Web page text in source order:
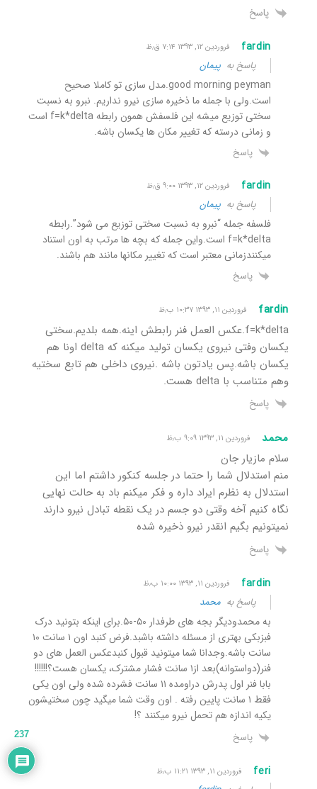
پاسخ
fardin فروردین ۱۲, ۱۳۹۳ ۷:۱۴ ق٫ظ
پاسخ به پیمان
good morning peyman.مدل سازی تو کاملا صحیح
است.ولی با جمله ما ذخیره سازی نیرو نداریم. نبرو به نسبت
سختی توزیع میشه این فلسفش همون رابطه f=k*delta است
و زمانی درسته که تغییر مکان ها یکسان باشه.
پاسخ
fardin فروردین ۱۲, ۱۳۹۳ ۹:۰۰ ق٫ظ
پاسخ به پیمان
فلسفه جمله “نبرو به نسبت سختی توزیع می شود”.رابطه
f=k*delta است.واین جمله که بچه ها مرتب به اون استناد
میکنندزمانی معتبر است که تغییر مکانها مانند هم باشند.
پاسخ
fardin فروردین ۱۱, ۱۳۹۳ ۱۰:۳۷ ب٫ظ
f=k*delta.عکس العمل فنر رابطش اینه.همه بلدیم.سختی
یکسان وفتی نیروی یکسان تولید میکنه که delta اونا هم
یکسان باشه.پس یادتون باشه .نیروی داخلی هم تابع سختیه
وهم متناسب با delta هست.
پاسخ
محمد فروردین ۱۱, ۱۳۹۳ ۹:۰۹ ب٫ظ
سلام مازیار جان
منم استدلال شما را حتما در جلسه کنکور داشتم اما این
استدلال به نظرم ایراد داره و فکر میکنم باد به حالت نهایی
نگاه کنیم آخه وقتی دو جسم در یک نقطه تبادل نیرو دارند
نمیتونیم بگیم انقدر نیرو ذخیره شده
پاسخ
fardin فروردین ۱۱, ۱۳۹۳ ۱۰:۰۰ ب٫ظ
پاسخ به محمد
به محمدودیگر بجه های طرفدار ۵۰-۵۰.برای اینکه بتونید درک
فبزبکی بهتری از مسئله داشته باشبد.فرض کنبد اون ۱ سانت ۱۰
سانت باشه.وجدانا شما میتونید قبول کنبدعکس العمل های دو
فنر(دواستوانه)بعد از۱ سانت فشار مشترک، یکسان هست؟!!!!!!
بابا فنر اول پدرش دراومده ۱۱ سانت فشرده شده ولی اون یکی
فقط ۱ سانت پایین رفته . اون وقت شما میگید چون سختیشون
یکیه اندازه هم تحمل نیرو میکنند ؟!
پاسخ
feri فروردین ۱۱, ۱۳۹۳ ۱۱:۲۱ ب٫ظ
237